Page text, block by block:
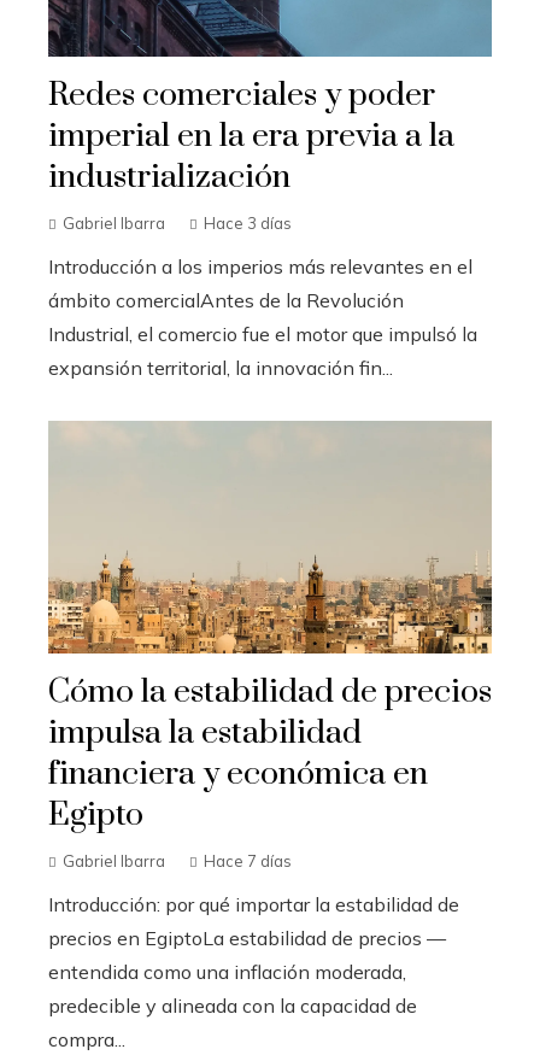
Redes comerciales y poder
imperial en la era previa a la
industrialización
Gabriel Ibarra Hace 3 días
Introducción a los imperios más relevantes en el
ámbito comercialAntes de la Revolución
Industrial, el comercio fue el motor que impulsó la
expansión territorial, la innovación fin...
Cómo la estabilidad de precios
impulsa la estabilidad
financiera y económica en
Egipto
Gabriel Ibarra Hace 7 días
Introducción: por qué importar la estabilidad de
precios en EgiptoLa estabilidad de precios —
entendida como una inflación moderada,
predecible y alineada con la capacidad de
compra...